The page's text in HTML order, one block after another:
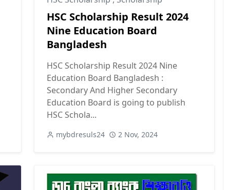
HSC Scholarship Result 2024
Nine Education Board
Bangladesh
HSC Scholarship Result 2024 Nine
Education Board Bangladesh :
Secondary And Higher Secondary
Education Board is going to publish
HSC Schola...
mybdresuls24 2 Nov, 2024